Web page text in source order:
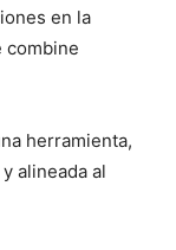
en la
combine
herramienta,
alineada al